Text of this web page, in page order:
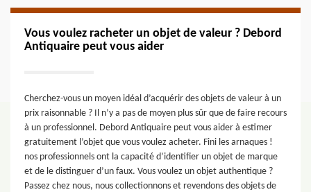
Vous voulez racheter un objet de valeur ? Debord
Antiquaire peut vous aider
Cherchez-vous un moyen idéal d’acquérir des objets de valeur à un
prix raisonnable ? Il n’y a pas de moyen plus sûr que de faire recours
à un professionnel. Debord Antiquaire peut vous aider à estimer
gratuitement l’objet que vous voulez acheter. Fini les arnaques !
nos professionnels ont la capacité d’identifier un objet de marque
et de le distinguer d’un faux. Vous voulez un objet authentique ?
Passez chez nous, nous collectionnons et revendons des objets de